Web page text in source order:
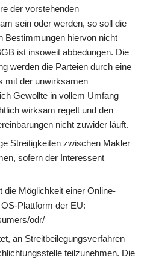
der vorstehenden
sein oder werden, so soll die
Bestimmungen hiervon nicht
ist insoweit abbedungen. Die
werden die Parteien durch eine
mit der unwirksamen
Gewollte in vollem Umfang
wirksam regelt und den
nicht zuwider läuft.
Streitigkeiten zwischen Makler
sofern der Interessent
die Möglichkeit einer Online-
Plattform der EU:
odr/
an Streitbeilegungsverfahren
teilzunehmen. Die